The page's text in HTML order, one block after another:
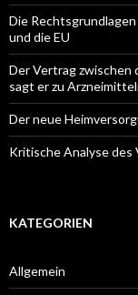
Die
und die EU
Der Vertrag zwischen
sagt er zu
Der neue
Kritische Analyse
KATEGORIEN
Allgemein